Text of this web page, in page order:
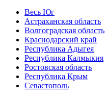
Весь Юг
Астраханская область
Волгоградская область
Краснодарский край
Республика Адыгея
Республика Калмыкия
Ростовская область
Республика Крым
Севастополь